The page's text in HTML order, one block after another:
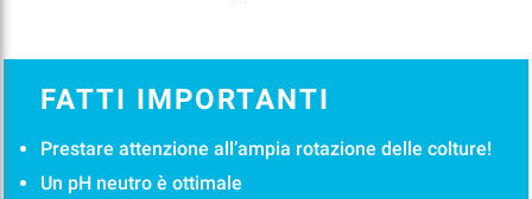
FATTI IMPORTANTI
Prestare attenzione all’ampia rotazione delle colture!
Un pH neutro è ottimale